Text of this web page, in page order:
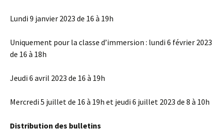
Lundi 9 janvier 2023 de 16 à 19h
Uniquement pour la classe d’immersion : lundi 6 février 2023
de 16 à 18h
Jeudi 6 avril 2023 de 16 à 19h
Mercredi 5 juillet de 16 à 19h et jeudi 6 juillet 2023 de 8 à 10h
Distribution des bulletins